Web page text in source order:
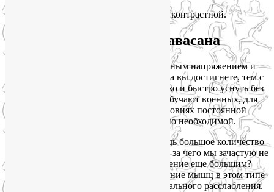
Я такую Шавасану называю силовой и контрастной.
Контрастная силовая Шавасана
Имеется в виду контраст между мышечным напряжением и
расслаблением. Чем большего контраста вы достигнете, тем с
большей вероятностью вам удастся легко и быстро уснуть без
лекарств. Неслучайно таким методам обучают военных, для
которых способность высыпаться в условиях постоянной
тревоги и опасности является жизненно необходимой.
Это может показаться нелогичным. Ведь большое количество
напряжений в теле – этот как раз то, из-за чего мы зачастую не
можем уснуть. Зачем же делать напряжение еще большим?
Однако именно максимальное напряжение мышц в этом типе
Шавасаны является залогом их максимального расслабления.